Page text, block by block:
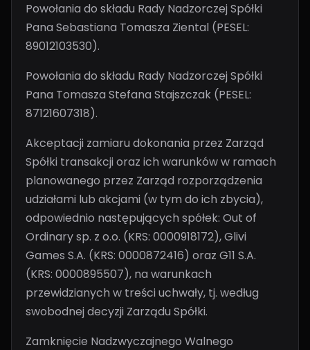
Powołania do składu Rady Nadzorczej Spółki
Pana Sebastiana Tomasza Ziental (PESEL:
89012103530).
Powołania do składu Rady Nadzorczej Spółki
Pana Tomasza Stefana Stajszczak (PESEL:
87121607318).
Akceptacji zamiaru dokonania przez Zarząd
Spółki transakcji oraz ich warunków w ramach
planowanego przez Zarząd rozporządzenia
udziałami lub akcjami (w tym do ich zbycia),
odpowiednio następujących spółek: Out of
Ordinary sp. z o.o. (KRS: 0000918172), Glivi
Games S.A. (KRS: 0000872416) oraz G11 S.A.
(KRS: 0000895507), na warunkach
przewidzianych w treści uchwały, tj. według
swobodnej decyzji Zarządu Spółki.
Zamknięcie Nadzwyczajnego Walnego